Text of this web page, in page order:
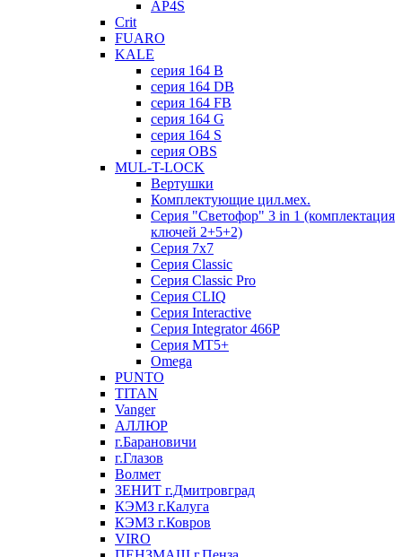
AP4S
Crit
FUARO
KALE
серия 164 B
серия 164 DB
серия 164 FB
серия 164 G
серия 164 S
серия OBS
MUL-T-LOCK
Вертушки
Комплектующие цил.мех.
Серия "Светофор" 3 in 1 (комплектация
ключей 2+5+2)
Серия 7х7
Серия Classic
Серия Classic Pro
Серия CLIQ
Серия Interactive
Серия Integrator 466P
Серия MT5+
Omega
PUNTO
TITAN
Vanger
АЛЛЮР
г.Барановичи
г.Глазов
Волмет
ЗЕНИТ г.Дмитровград
КЭМЗ г.Калуга
КЭМЗ г.Ковров
VIRO